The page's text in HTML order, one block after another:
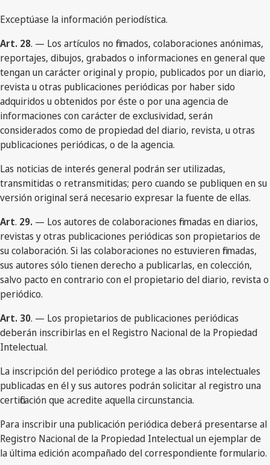
Exceptúase la información periodística.
Art. 28. — Los artículos no firmados, colaboraciones anónimas,
reportajes, dibujos, grabados o informaciones en general que
tengan un carácter original y propio, publicados por un diario,
revista u otras publicaciones periódicas por haber sido
adquiridos u obtenidos por éste o por una agencia de
informaciones con carácter de exclusividad, serán
considerados como de propiedad del diario, revista, u otras
publicaciones periódicas, o de la agencia.
Las noticias de interés general podrán ser utilizadas,
transmitidas o retransmitidas; pero cuando se publiquen en su
versión original será necesario expresar la fuente de ellas.
Art. 29. — Los autores de colaboraciones firmadas en diarios,
revistas y otras publicaciones periódicas son propietarios de
su colaboración. Si las colaboraciones no estuvieren firmadas,
sus autores sólo tienen derecho a publicarlas, en colección,
salvo pacto en contrario con el propietario del diario, revista o
periódico.
Art. 30. — Los propietarios de publicaciones periódicas
deberán inscribirlas en el Registro Nacional de la Propiedad
Intelectual.
La inscripción del periódico protege a las obras intelectuales
publicadas en él y sus autores podrán solicitar al registro una
certificación que acredite aquella circunstancia.
Para inscribir una publicación periódica deberá presentarse al
Registro Nacional de la Propiedad Intelectual un ejemplar de
la última edición acompañado del correspondiente formulario.